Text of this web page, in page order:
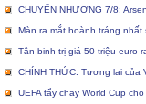
CHUYỂN NHƯỢNG 7/8:
Màn ra mắt hoành tráng nhất
Tân binh trị giá 50 triệu euro
CHÍNH THỨC: Tương lai của
UEFA tẩy chay World Cup